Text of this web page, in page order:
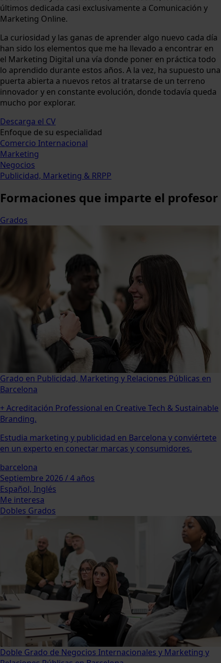
últimos dedicada casi exclusivamente a Comunicación y
Marketing Online.
La curiosidad y las ganas de aprender algo nuevo cada día
han sido los elementos que me ha llevado a encontrar en
el Marketing Digital una vía donde poner en práctica todo
lo aprendido durante estos años. A la vez, ha supuesto una
puerta abierta a nuevos retos al tratarse de un terreno
innovador y en constante evolución, donde todavía queda
mucho por explorar.
Descarga el CV
Enfoque de su especialidad
Comercio Internacional
Marketing
Negocios
Publicidad, Marketing & RRPP
Formaciones que imparte el profesor
Grados
Grado en Publicidad, Marketing y Relaciones Públicas en
Barcelona
+ Acreditación Professional en Creative Tech & Sustainable
Branding.
Estudia marketing y publicidad en Barcelona y conviértete
en un experto en conectar marcas y consumidores.
barcelona
Septiembre 2026 / 4 años
Español, Inglés
Me interesa
Dobles Grados
Doble Grado de Negocios Internacionales y Marketing y